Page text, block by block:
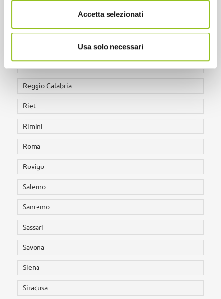
Accetta selezionati
Usa solo necessari
Reggio Calabria
Rieti
Rimini
Roma
Rovigo
Salerno
Sanremo
Sassari
Savona
Siena
Siracusa